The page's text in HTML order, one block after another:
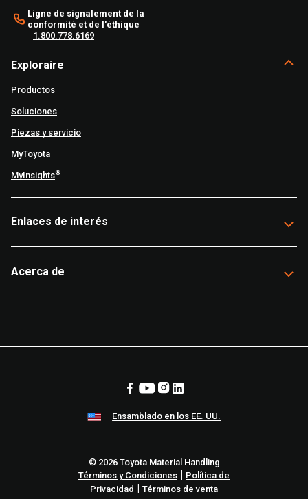
Ligne de signalement de la
conformité et de l'éthique
1.800.778.6169
Exploraire
Productos
Soluciones
Piezas y servicio
MyToyota
MyInsights®
Enlaces de interés
Acerca de
Ensamblado en los EE. UU.
© 2026 Toyota Material Handling
Términos y Condiciones | Política de
Privacidad | Términos de venta